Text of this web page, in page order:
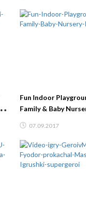
Fun Indoor
Family & Baby
07.09.2017